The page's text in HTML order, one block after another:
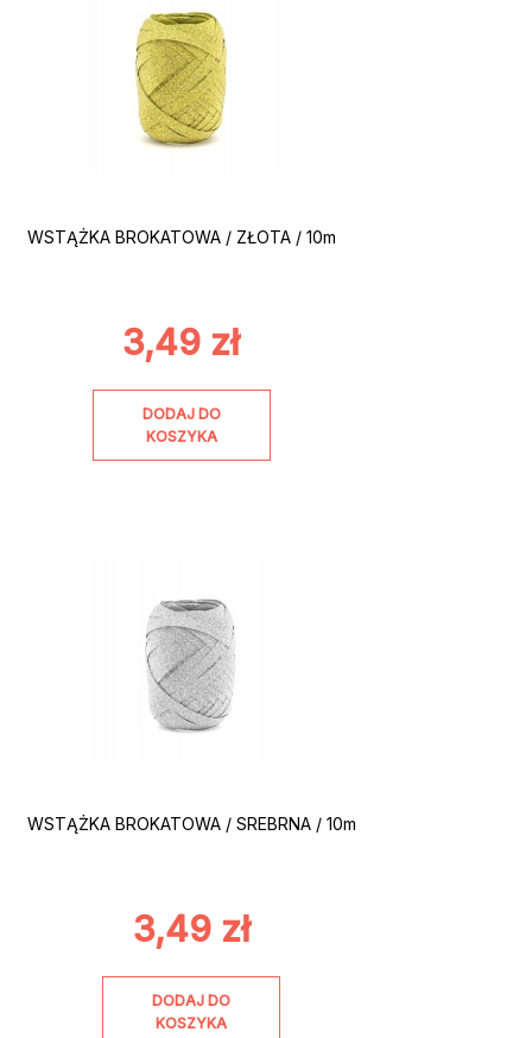
WSTĄŻKA BROKATOWA / ZŁOTA / 10m
3,49 zł
DODAJ DO
KOSZYKA
WSTĄŻKA BROKATOWA / SREBRNA / 10m
3,49 zł
DODAJ DO
KOSZYKA